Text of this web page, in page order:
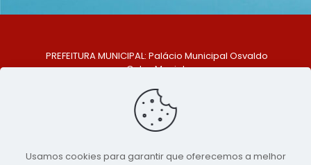
PREFEITURA MUNICIPAL: Palácio Municipal Osvaldo
Celso Maciel
Centro, São Bento do Una - PE. CEP: 553370-128
TELEFONE: (81) 99548-1569
E-MAIL: ouvidoria@saobentodouna.pe.gov.br
Usamos cookies para garantir que oferecemos a melhor